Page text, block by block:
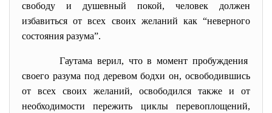
свободу и душевный покой, человек должен
избавиться от всех своих желаний как “неверного
состояния разума”.
Гаутама верил, что в момент пробуждения
своего разума под деревом бодхи он, освободившись
от всех своих желаний, освободился также и от
необходимости пережить циклы перевоплощений,